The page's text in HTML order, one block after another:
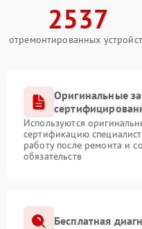
2537
отремонтированных
Оригинальные
Используются
сертификацию
работу после ремонта и
обязательств
Бесплатная